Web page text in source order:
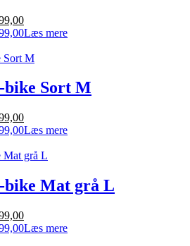
Den
aktuelle
er:
Den
pris
kr.19.999,00.
Læs mere
bike Sort M
Den
aktuelle
er:
Den
pris
kr.17.999,00.
Læs mere
bike Mat grå L
Den
aktuelle
Den
Læs mere